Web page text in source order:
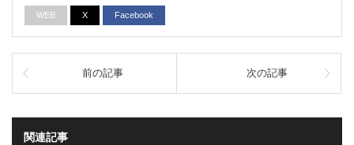
WEB X Facebook
前の記事 次の記事
関連記事